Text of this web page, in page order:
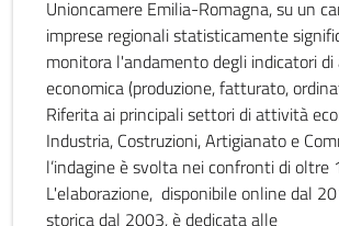
Unioncamere Emilia-Romagna, su un
imprese regionali statisticamente
monitora l'andamento degli indicatori
economica (produzione, fatturato,
Riferita ai principali settori di attività
Industria, Costruzioni, Artigianato e
l’indagine è svolta nei confronti di oltre
L'elaborazione, disponibile online dal
storica dal 2003, è dedicata alle